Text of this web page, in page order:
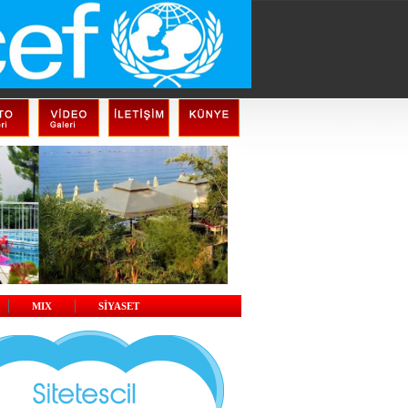
MIX SİYASET